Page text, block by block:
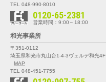
TEL 048-990-8010
0120-65-2381
営業時間：9:00～18:00
和光事業所
〒351-0112
埼玉県和光市丸山台1-4-3ヴェルデ和光4F
MAP
TEL 048-451-7755